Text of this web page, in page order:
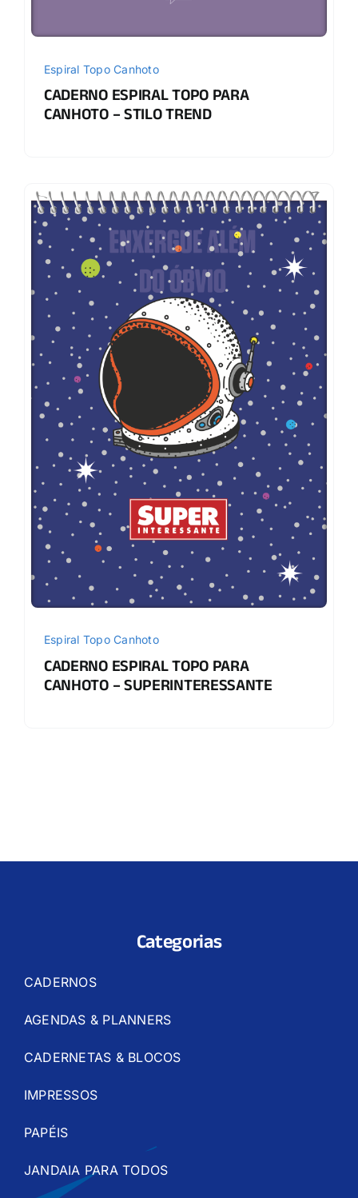
Espiral Topo Canhoto
CADERNO ESPIRAL TOPO PARA
CANHOTO – STILO TREND
Espiral Topo Canhoto
CADERNO ESPIRAL TOPO PARA
CANHOTO – SUPERINTERESSANTE
Categorias
CADERNOS
AGENDAS & PLANNERS
CADERNETAS & BLOCOS
IMPRESSOS
PAPÉIS
JANDAIA PARA TODOS